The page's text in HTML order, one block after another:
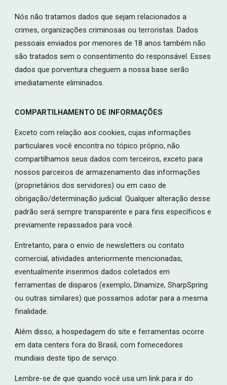
Nós não tratamos dados que sejam relacionados a
crimes, organizações criminosas ou terroristas. Dados
pessoais enviados por menores de 18 anos também não
são tratados sem o consentimento do responsável. Esses
dados que porventura cheguem a nossa base serão
imediatamente eliminados.
COMPARTILHAMENTO DE INFORMAÇÕES
Exceto com relação aos cookies, cujas informações
particulares você encontra no tópico próprio, não
compartilhamos seus dados com terceiros, exceto para
nossos parceiros de armazenamento das informações
(proprietários dos servidores) ou em caso de
obrigação/determinação judicial. Qualquer alteração desse
padrão será sempre transparente e para fins específicos e
previamente repassados para você.
Entretanto, para o envio de newsletters ou contato
comercial, atividades anteriormente mencionadas,
eventualmente inserimos dados coletados em
ferramentas de disparos (exemplo, Dinamize, SharpSpring
ou outras similares) que possamos adotar para a mesma
finalidade.
Além disso, a hospedagem do site e ferramentas ocorre
em data centers fora do Brasil, com fornecedores
mundiais deste tipo de serviço.
Lembre-se de que quando você usa um link para ir do